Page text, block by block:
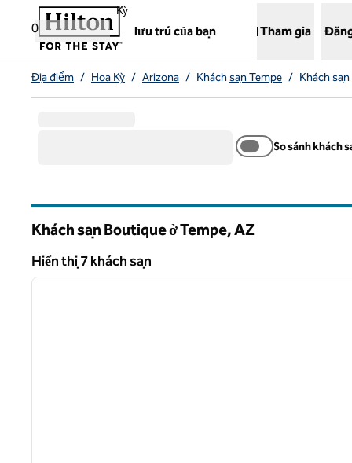
Bỏ qua nội dung
0
Kỳ
lưu trú của bạn
,Mở tab mới
Tham gia
Địa điểm / Hoa Kỳ / Arizona / Kháchsạn Tempe / Khách
So sánh khách
Khách sạn Boutique ở Tempe,AZ
Hiển thị 7 khách sạn
Hiển thị 7 khách sạn
1/12